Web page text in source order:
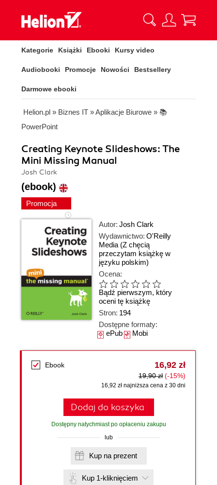
Kategorie Książki Ebooki Kursy video
Audiobooki Promocje Nowości Bestsellery
Darmowe ebooki
Helion.pl » Biznes IT »Aplikacje Biurowe » 📚
PowerPoint
Creating Keynote Slideshows: The
Mini Missing Manual
Josh Clark
(ebook)
Promocja
Autor: Josh Clark
Wydawnictwo: O'Reilly
Media (Z chęcią
przeczytam książkę w
języku polskim)
Ocena:
Bądź pierwszym, który
oceni tę książkę
Stron: 194
Dostępne formaty:
ePubMobi
Ebook 16,92 zł
19,90 zł (-15%)
16,92 zł najniższa cena z 30 dni
Dodaj do koszyka
Dostępny natychmiast po opłaceniu zakupu
lub
Kup na prezent
Kup 1-kliknięciem